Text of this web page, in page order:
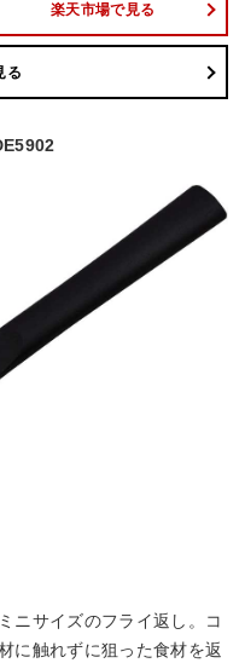
楽天市場で見る
る
ニサイズのフライ返し。コ
に触れずに狙った食材を返